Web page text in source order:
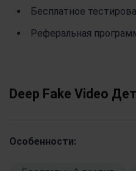
Бесплатное
Реферальная
Deep Fake Video
Особенности: